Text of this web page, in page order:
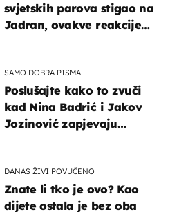
svjetskih parova stigao na
Jadran, ovakve reakcije
SAMO DOBRA PISMA
Poslušajte kako to zvuči
kad Nina Badrić i Jakov
Jozinović zapjevaju
DANAS ŽIVI POVUČENO
Znate li tko je ovo? Kao
dijete ostala je bez oba